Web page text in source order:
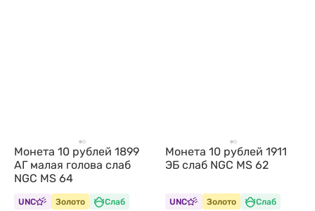
Монета 10 рублей 1899
АГ малая голова слаб
NGC MS 64
UNC Золото Слаб
Монета 10 рублей 1911
ЭБ слаб NGC MS 62
UNC Золото Слаб